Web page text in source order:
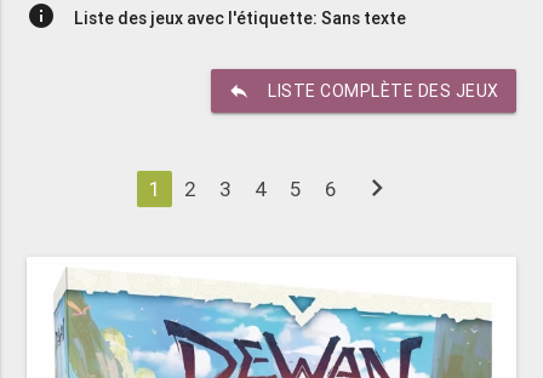
info Liste des jeux avec l'étiquette: Sans texte
reply LISTE COMPLÈTE DES JEUX
1 2 3 4 5 6 chevron_right